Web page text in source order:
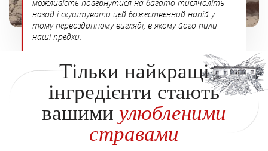
можливість повернутися на багато тисячоліть
назад і скуштувати цей божественний напій у
тому первозданному вигляді, в якому його пили
наші предки.
Тільки найкращі
інгредієнти стають
вашими улюбленими
стравами